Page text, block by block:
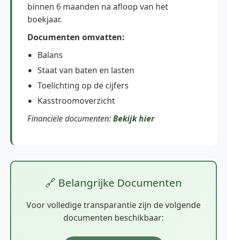
binnen 6 maanden na afloop van het
boekjaar.
Documenten omvatten:
Balans
Staat van baten en lasten
Toelichting op de cijfers
Kasstroomoverzicht
Financiële documenten:Bekijk hier
🔗 Belangrijke Documenten
Voor volledige transparantie zijn de volgende
documenten beschikbaar: